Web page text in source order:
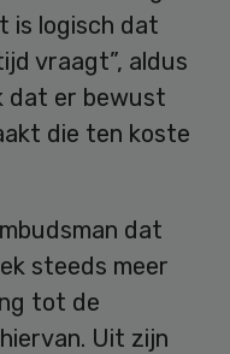
is logisch dat
vraagt”, aldus
dat er bewust
die ten koste
dat
steeds meer
tot de
Uit zijn